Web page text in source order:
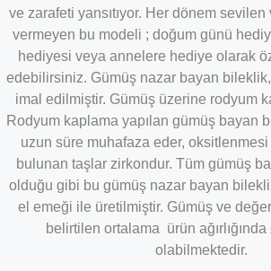
ve zarafeti yansıtıyor. Her dönem sevilen
vermeyen bu modeli ; doğum günü
hediyesi veya annelere hediye olarak
edebilirsiniz. Gümüş nazar bayan
imal edilmiştir. Gümüş üzerine rodyum
Rodyum kaplama yapılan gümüş bayan
uzun süre muhafaza eder,
bulunan taşlar zirkondur. Tüm gümüş
olduğu gibi bu gümüş nazar bayan
el emeği ile üretilmiştir. Gümüş ve
belirtilen ortalama ürün
olabilmektedir.